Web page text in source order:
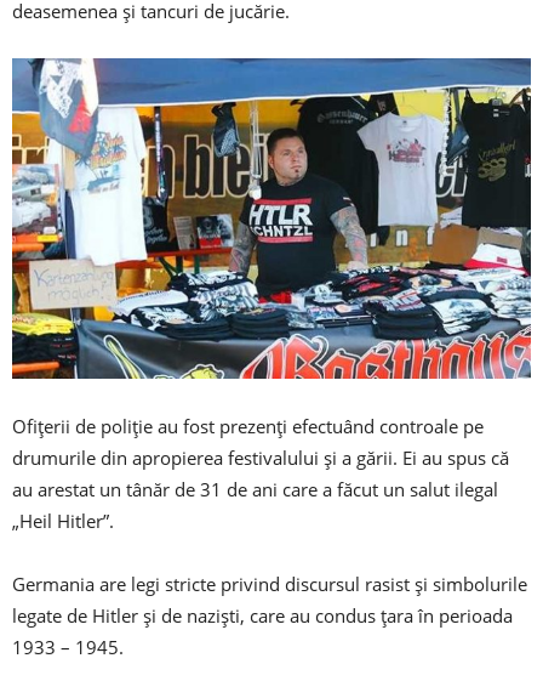
deasemenea și tancuri de jucărie.
Ofițerii de poliție au fost prezenți efectuând controale pe
drumurile din apropierea festivalului și a gării. Ei au spus că
au arestat un tânăr de 31 de ani care a făcut un salut ilegal
„Heil Hitler”.
Germania are legi stricte privind discursul rasist și simbolurile
legate de Hitler și de naziști, care au condus țara în perioada
1933 – 1945.